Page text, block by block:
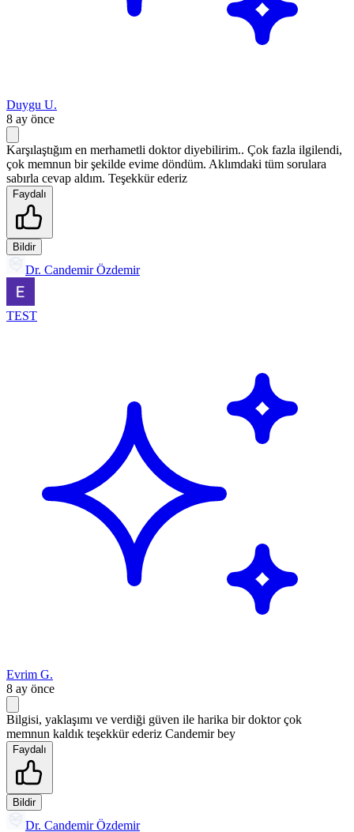
Duygu U.
8 ay önce
Karşılaştığım en merhametli doktor diyebilirim.. Çok fazla ilgilendi,
çok memnun bir şekilde evime döndüm. Aklımdaki tüm sorulara
sabırla cevap aldım. Teşekkür ederiz
Faydalı
Bildir
Dr. Candemir Özdemir
TEST
Evrim G.
8 ay önce
Bilgisi, yaklaşımı ve verdiği güven ile harika bir doktor çok
memnun kaldık teşekkür ederiz Candemir bey
Faydalı
Bildir
Dr. Candemir Özdemir